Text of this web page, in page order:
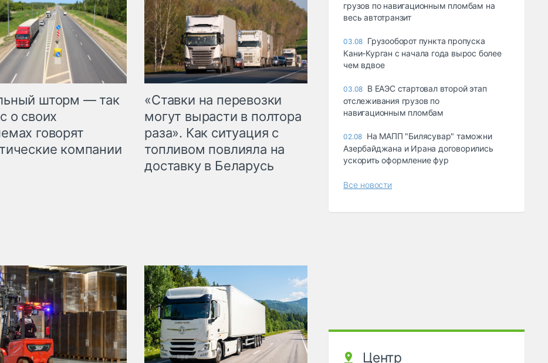
шторм — так
о своих
говорят
компании
«Ставки на перевозки
могут вырасти в полтора
раза». Как ситуация с
топливом повлияла на
доставку в Беларусь
грузов по навигационным пломбам на
весь автотранзит
03.08 Грузооборот пункта пропуска
Кани-Курган с начала года вырос более
чем вдвое
03.08 В ЕАЭС стартовал второй этап
отслеживания грузов по
навигационным пломбам
02.08 На МАПП "Билясувар" таможни
Азербайджана и Ирана договорились
ускорить оформление фур
Все новости
Центр